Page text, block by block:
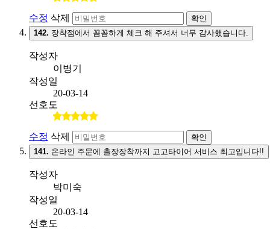
수정 삭제
확인
142. 장착점에서 꼼꼼하게 체크 해 주셔서 너무 감사했습니다.
작성자
이병기
작성일
20-03-14
선호도
수정 삭제
확인
141. 온라인 주문에 출장장착까지 고고타이어 서비스 최고입니다!!
작성자
박미숙
작성일
20-03-14
선호도